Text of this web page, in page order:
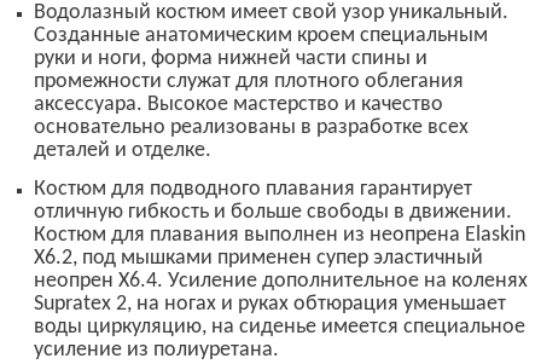
Водолазный костюм имеет свой узор уникальный.
Созданные анатомическим кроем специальным
руки и ноги, форма нижней части спины и
промежности служат для плотного облегания
аксессуара. Высокое мастерство и качество
основательно реализованы в разработке всех
деталей и отделке.
Костюм для подводного плавания гарантирует
отличную гибкость и больше свободы в движении.
Костюм для плавания выполнен из неопрена Elaskin
X6.2, под мышками применен супер эластичный
неопрен X6.4. Усиление дополнительное на коленях
Supratex 2, на ногах и руках обтюрация уменьшает
воды циркуляцию, на сиденье имеется специальное
усиление из полиуретана.